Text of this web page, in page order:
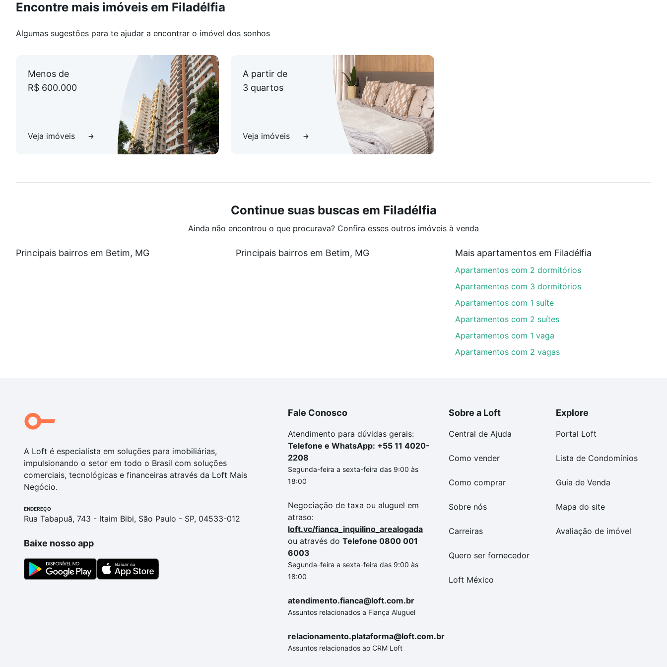
Encontre mais imóveis em Filadélfia
Algumas sugestões para te ajudar a encontrar o imóvel dos sonhos
Menos de
R$ 600.000
Veja imóveis
A partir de
3 quartos
Veja imóveis
Continue suas buscas em Filadélfia
Ainda não encontrou o que procurava? Confira esses outros imóveis à venda
Principais bairros em Betim, MG Principais bairros em Betim, MG Mais apartamentos em Filadélfia
Apartamentos com 2 dormitórios
Apartamentos com 3 dormitórios
Apartamentos com 1 suíte
Apartamentos com 2 suítes
Apartamentos com 1 vaga
Apartamentos com 2 vagas
A Loft é especialista em soluções para imobiliárias,
impulsionando o setor em todo o Brasil com soluções
comerciais, tecnológicas e financeiras através da Loft Mais
Negócio.
ENDEREÇO
Rua Tabapuã, 743 - Itaim Bibi, São Paulo - SP, 04533-012
Baixe nosso app
Fale Conosco
Atendimento para dúvidas gerais:
Telefone e WhatsApp: +55 11 4020-
2208
Segunda-feira a sexta-feira das 9:00 às
18:00
Negociação de taxa ou aluguel em
atraso:
loft.vc/fianca_inquilino_arealogada
ou através do Telefone 0800 001
6003
Segunda-feira a sexta-feira das 9:00 às
18:00
atendimento.fianca@loft.com.br
Assuntos relacionados a Fiança Aluguel
relacionamento.plataforma@loft.com.br
Assuntos relacionados ao CRM Loft
Sobre a Loft
Central de Ajuda
Como vender
Como comprar
Sobre nós
Carreiras
Quero ser fornecedor
Loft México
Explore
Portal Loft
Lista de Condomínios
Guia de Venda
Mapa do site
Avaliação de imóvel